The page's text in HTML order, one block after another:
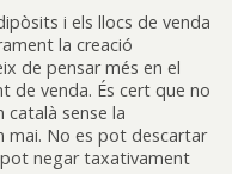
i els llocs de venda
la creació
de pensar més en el
de venda. És cert que no
català sense la
mai. No es pot descartar
negar taxativament